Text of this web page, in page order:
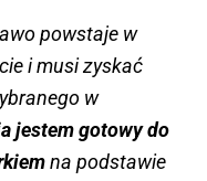
powstaje w
i musi zyskać
w
jestem gotowy do
na podstawie